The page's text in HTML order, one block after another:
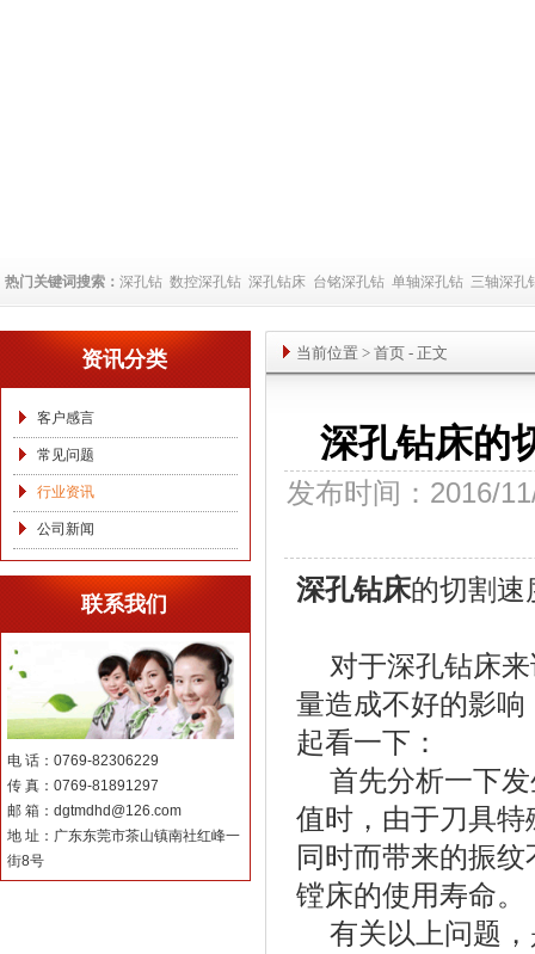
热门关键词搜索： 深孔钻 数控深孔钻 深孔钻床 台铭深孔钻 单轴深孔钻 三轴深孔
资讯分类
客户感言
常见问题
行业资讯
公司新闻
联系我们
电 话：0769-82306229
传 真：0769-81891297
邮 箱：dgtmdhd@126.com
地 址：广东东莞市茶山镇南社红峰一
街8号
当前位置 > 首页 - 正文
深孔钻床的
发布时间：2016/
深孔钻床的切割速
对于深孔钻床来
量造成不好的影
起看一下：
首先分析一下发
值时，由于刀具
同时而带来的振
镗床的使用寿命。
有关以上问题，